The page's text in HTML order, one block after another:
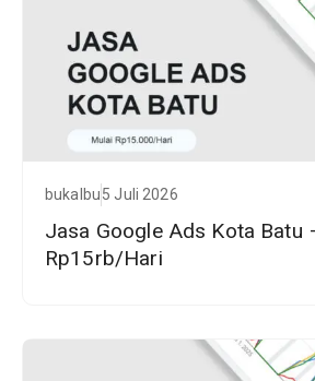
bukalbu5 Juli 2026
Jasa Google Ads Kota Batu
Rp15rb/Hari